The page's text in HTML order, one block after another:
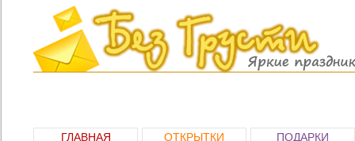
ГЛАВНАЯ ОТКРЫТКИ
ПОДАРКИ